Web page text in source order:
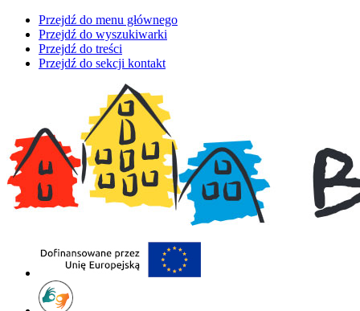
Przejdź do menu głównego
Przejdź do wyszukiwarki
Przejdź do treści
Przejdź do sekcji kontakt